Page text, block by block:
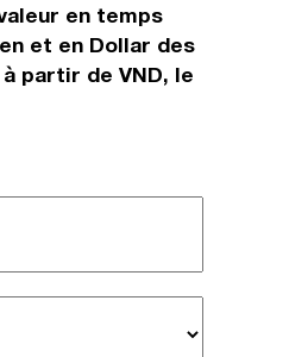
en temps
et en Dollar des
partir de VND, le